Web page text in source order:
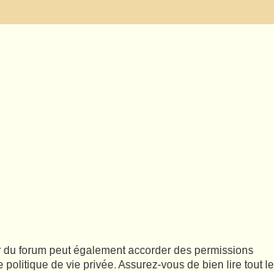
forum peut également accorder des permissions
de vie privée. Assurez-vous de bien lire tout le